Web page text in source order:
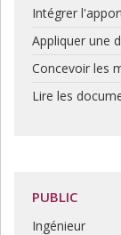
Intégrer
Appliquer une
Concevoir les
Lire les
PUBLIC
Ingénieur